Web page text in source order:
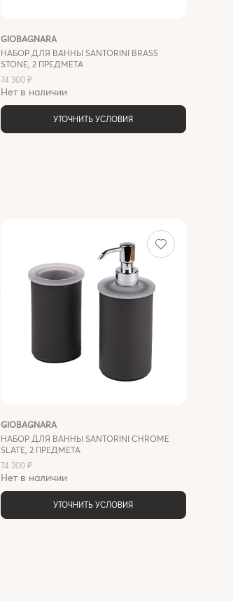
GIOBAGNARA
НАБОР ДЛЯ ВАННЫ SANTORINI BRASS
STONE, 2 ПРЕДМЕТА
74 300 ₽
Нет в наличии
УТОЧНИТЬ УСЛОВИЯ
GIOBAGNARA
НАБОР ДЛЯ ВАННЫ SANTORINI CHROME
SLATE, 2 ПРЕДМЕТА
74 300 ₽
Нет в наличии
УТОЧНИТЬ УСЛОВИЯ